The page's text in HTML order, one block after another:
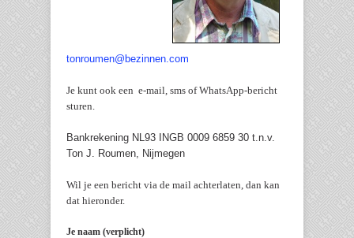
tonroumen@bezinnen.com
Je kunt ook een e-mail, sms of WhatsApp-bericht
sturen.
Bankrekening NL93 INGB 0009 6859 30 t.n.v.
Ton J. Roumen, Nijmegen
Wil je een bericht via de mail achterlaten, dan kan
dat hieronder.
Je naam (verplicht)